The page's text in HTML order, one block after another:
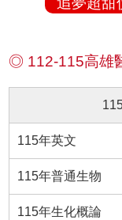
◎ 112-115高雄
115年英文
115年普通生物
115年生化概論